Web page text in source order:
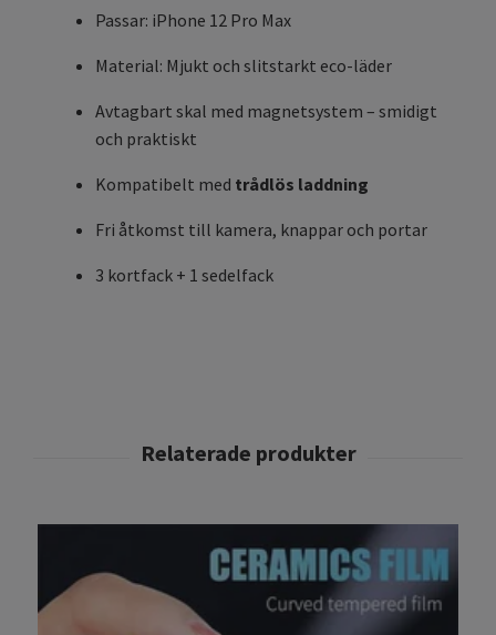
Passar: iPhone 12 Pro Max
Material: Mjukt och slitstarkt eco-läder
Avtagbart skal med magnetsystem – smidigt
och praktiskt
Kompatibelt med trådlös laddning
Fri åtkomst till kamera, knappar och portar
3 kortfack + 1 sedelfack